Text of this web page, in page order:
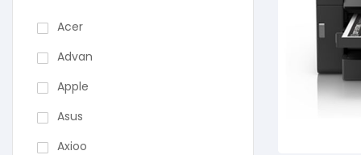
Acer
Advan
Apple
Asus
Axioo